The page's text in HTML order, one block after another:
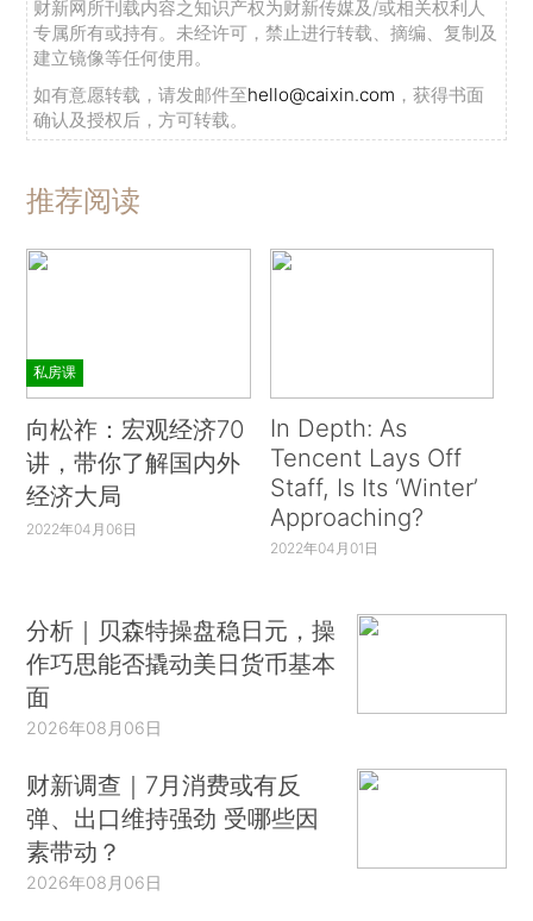
财新网所刊载内容之知识产权为财新传媒及/或相关权利人
专属所有或持有。未经许可，禁止进行转载、摘编、复制及
建立镜像等任何使用。
如有意愿转载，请发邮件至hello@caixin.com ，获得书面
确认及授权后，方可转载。
推荐阅读
私房课
向松祚：宏观经济70
讲，带你了解国内外
经济大局
2022年04月06日
In Depth: As
Tencent Lays Off
Staff, Is Its ‘Winter’
Approaching?
2022年04月01日
分析｜贝森特操盘稳日元，操
作巧思能否撬动美日货币基本
面
2026年08月06日
财新调查｜7月消费或有反
弹、出口维持强劲 受哪些因
素带动？
2026年08月06日